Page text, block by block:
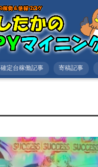
確定台稼働記事 寄稿記事